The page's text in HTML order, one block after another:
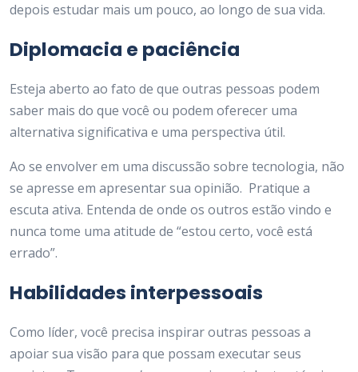
depois estudar mais um pouco, ao longo de sua vida.
Diplomacia e paciência
Esteja aberto ao fato de que outras pessoas podem
saber mais do que você ou podem oferecer uma
alternativa significativa e uma perspectiva útil.
Ao se envolver em uma discussão sobre tecnologia, não
se apresse em apresentar sua opinião. Pratique a
escuta ativa. Entenda de onde os outros estão vindo e
nunca tome uma atitude de “estou certo, você está
errado”.
Habilidades interpessoais
Como líder, você precisa inspirar outras pessoas a
apoiar sua visão para que possam executar seus